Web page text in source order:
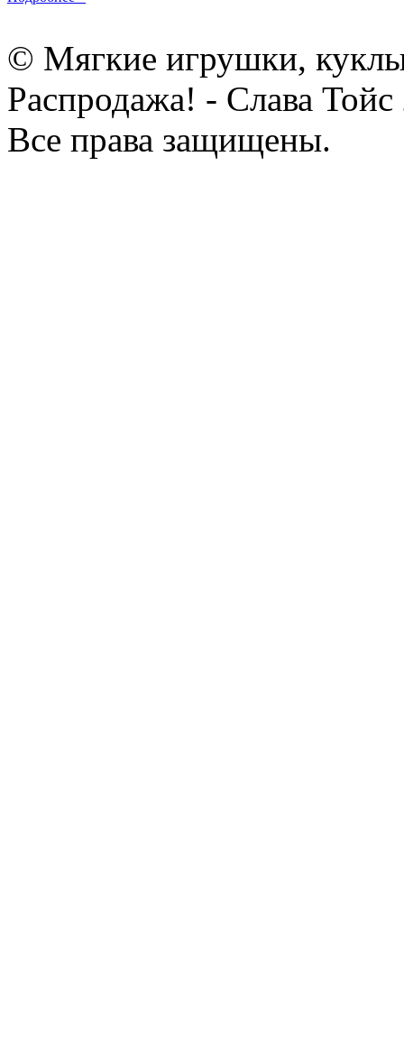
© Мягкие игрушки,
Распродажа! - Слава Тойс
Все права защищены.